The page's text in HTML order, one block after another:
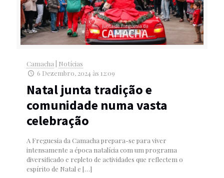
Camacha
Notícias
6 Dezembro, 2024 às 12:09
Natal junta tradição e
comunidade numa vasta
celebração
A Freguesia da Camacha prepara-se para viver
intensamente a época natalícia com um programa
diversificado e repleto de actividades que reflectem o
espírito de Natal e […]